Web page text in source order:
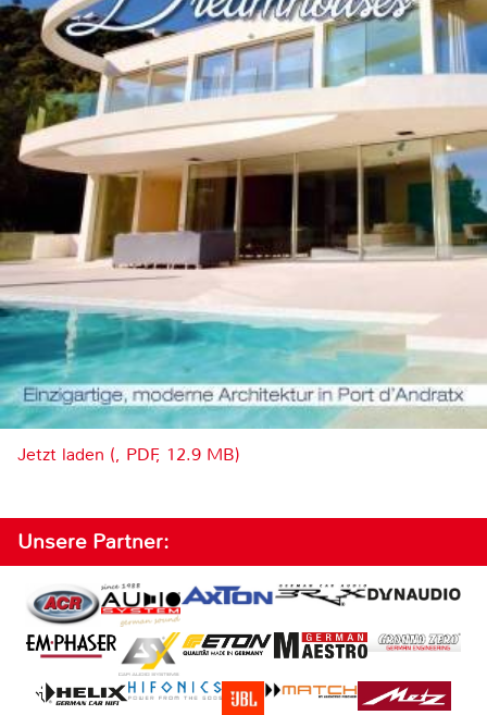
Jetzt laden (, PDF, 12.9 MB)
Unsere Partner: